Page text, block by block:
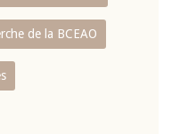
de la BCEAO